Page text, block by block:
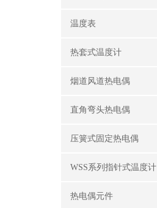
温度表
热套式温度计
烟道风道热电偶
直角弯头热电偶
压簧式固定热电偶
WSS系列指针式温度计
热电偶元件